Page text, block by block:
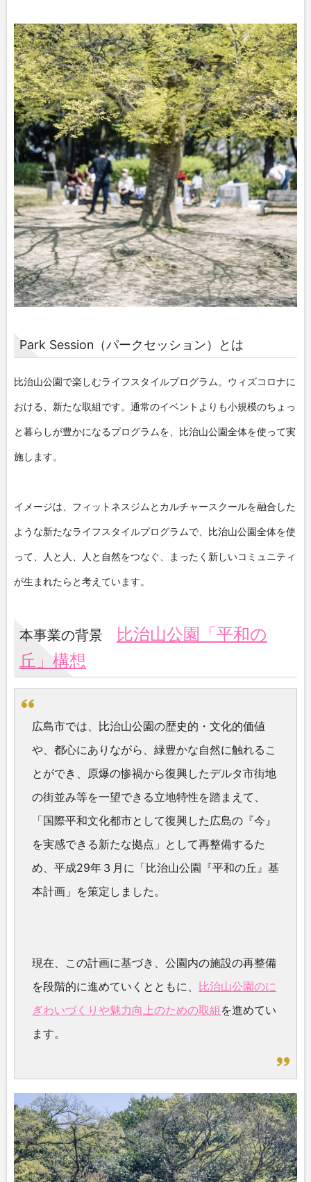
Park Session（パークセッション）とは
比治山公園で楽しむライフスタイルプログラム。ウィズコロナに
おける、新たな取組です。通常のイベントよりも小規模のちょっ
と暮らしが豊かになるプログラムを、比治山公園全体を使って実
施します。
イメージは、フィットネスジムとカルチャースクールを融合した
ような新たなライフスタイルプログラムで、比治山公園全体を使
って、人と人、人と自然をつなぐ、まったく新しいコミュニティ
が生まれたらと考えています。
本事業の背景
比治山公園「平和の
丘」構想
広島市では、比治山公園の歴史的・文化的価値
や、 都心にありながら、緑豊かな自然に触れるこ
とができ、 原爆の惨禍から復興したデルタ市街地
の街並み等を一望できる立地特性を踏まえて、
「国際平和文化都市として復興した広島の『今』
を実感できる新たな拠点」として再整備するた
め、平成29年３月 に「比治山公園『平和の丘』基
本計画」を策定しました。
現在、この計画に基づき、公園内の施設の再整備
を段階的に進めていくとともに、
比治山公園のに
ぎわいづくりや魅力向上のための取組 を進めてい
ます。